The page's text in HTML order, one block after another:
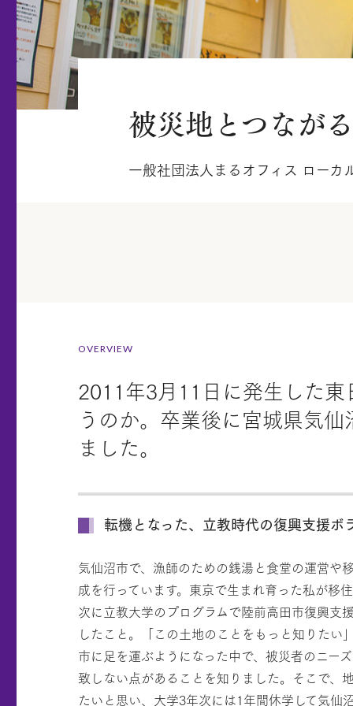
被災地とつなが
一般社団法人まるオフィス ロー
OVERVIEW
2011年3月11日に発生した
うのか。卒業後に宮城県気
ました。
転機となった、立教時代の復興支援
気仙沼市で、漁師のための銭湯と食堂の運営や
成を行っています。東京で生まれ育った私が移
次に立教大学のプログラムで陸前高田市復興支
したこと。「この土地のことをもっと知りたい
市に足を運ぶようになった中で、被災者のニー
致しない点があることを知りました。そこで、
たいと思い、大学3年次には1年間休学して気仙